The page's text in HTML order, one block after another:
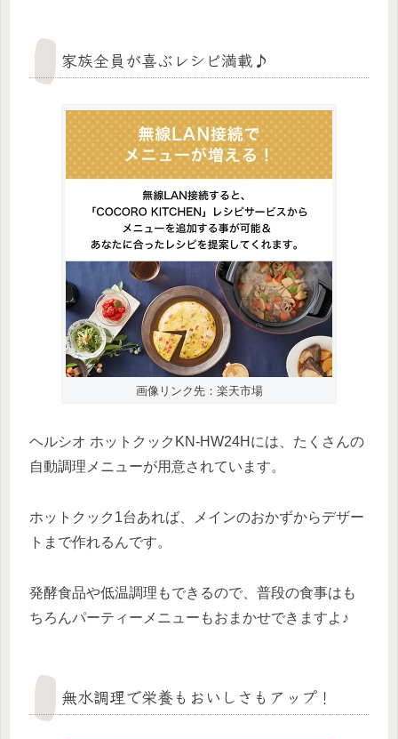
家族全員が喜ぶレシピ満載♪
画像リンク先：楽天市場
ヘルシオ ホットクックKN-HW24Hには、たくさんの
自動調理メニューが用意されています。
ホットクック1台あれば、メインのおかずからデザー
トまで作れるんです。
発酵食品や低温調理もできるので、普段の食事はも
ちろんパーティーメニューもおまかせできますよ♪
無水調理で栄養もおいしさもアップ！